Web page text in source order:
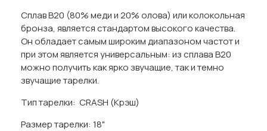
Сплав B20 (80% меди и 20% олова) или колокольная
бронза, является стандартом высокого качества.
Он обладает самым широким диапазоном частот и
при этом является универсальным: из сплава B20
можно получить как ярко звучащие, так и темно
звучащие тарелки.
Тип тарелки: CRASH (Крэш)
Размер тарелки: 18"